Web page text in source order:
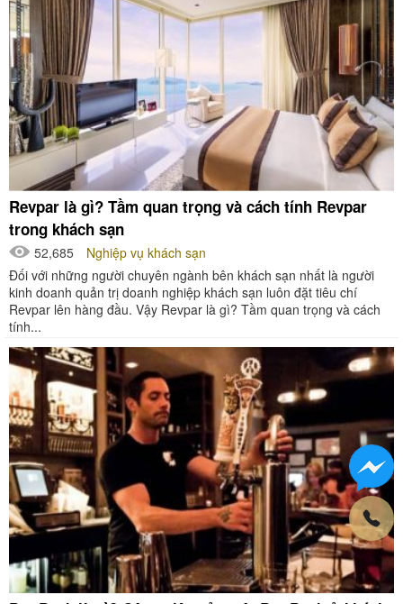
Revpar là gì? Tầm quan trọng và cách tính Revpar
trong khách sạn
52,685
Nghiệp vụ khách sạn
Đối với những người chuyên ngành bên khách sạn nhất là người
kinh doanh quản trị doanh nghiệp khách sạn luôn đặt tiêu chí
Revpar lên hàng đầu. Vậy Revpar là gì? Tầm quan trọng và cách
tính...